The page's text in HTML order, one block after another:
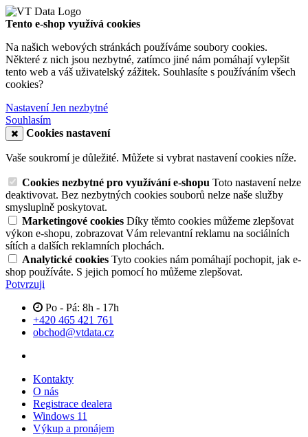
Tento e-shop využívá cookies
Na našich webových stránkách používáme soubory cookies.
Některé z nich jsou nezbytné, zatímco jiné nám pomáhají vylepšit
tento web a váš uživatelský zážitek. Souhlasíte s používáním všech
cookies?
NastaveníJen nezbytné
Souhlasím
Cookies nastavení
Vaše soukromí je důležité. Můžete si vybrat nastavení cookies níže.
Cookies nezbytné pro využívání e-shopu Toto nastavení nelze
deaktivovat. Bez nezbytných cookies souborů nelze naše služby
smysluplně poskytovat.
Marketingové cookies Díky těmto cookies můžeme zlepšovat
výkon e-shopu, zobrazovat Vám relevantní reklamu na sociálních
sítích a dalších reklamních plochách.
Analytické cookies Tyto cookies nám pomáhají pochopit, jak e-
shop používáte. S jejich pomocí ho můžeme zlepšovat.
Potvrzuji
Po - Pá: 8h - 17h
+420 465 421 761
obchod@vtdata.cz
Kontakty
O nás
Registrace dealera
Windows 11
Výkup a pronájem